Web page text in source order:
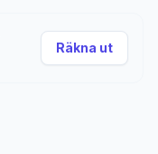
Räkna ut